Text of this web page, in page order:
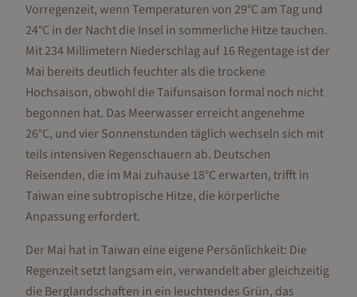
Vorregenzeit, wenn Temperaturen von 29°C am Tag und
24°C in der Nacht die Insel in sommerliche Hitze tauchen.
Mit 234 Millimetern Niederschlag auf 16 Regentage ist der
Mai bereits deutlich feuchter als die trockene
Hochsaison, obwohl die Taifunsaison formal noch nicht
begonnen hat. Das Meerwasser erreicht angenehme
26°C, und vier Sonnenstunden täglich wechseln sich mit
teils intensiven Regenschauern ab. Deutschen
Reisenden, die im Mai zuhause 18°C erwarten, trifft in
Taiwan eine subtropische Hitze, die körperliche
Anpassung erfordert.
Der Mai hat in Taiwan eine eigene Persönlichkeit: Die
Regenzeit setzt langsam ein, verwandelt aber gleichzeitig
die Berglandschaften in ein leuchtendes Grün, das